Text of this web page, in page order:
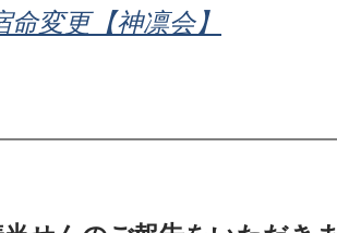
変更【神凛会】